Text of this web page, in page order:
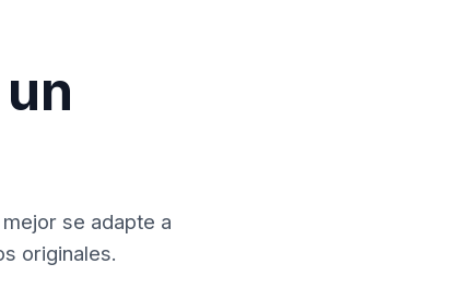
se adapte a
originales.